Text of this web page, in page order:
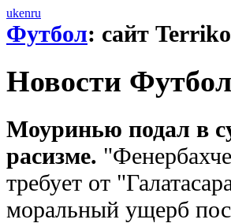
ukenru
Футбол: сайт
Новости
Моуринью подал в
расизме.
требует от
моральный ущерб